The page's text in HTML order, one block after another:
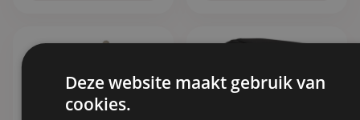
Deze website maakt gebruik van
cookies.